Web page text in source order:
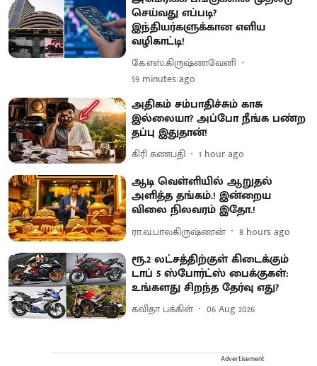
செய்வது எப்படி?
இந்தியர்களுக்கான எளிய
வழிகாட்டி!
கே.எஸ்.கிருஷ்ணவேனி
59 minutes ago
அதிகம் சம்பாதிச்சும் காசு
இல்லையா? அப்போ நீங்க பண்ற
தப்பு இதுதான்!
கிரி கணபதி 1 hour ago
ஆடி வெள்ளியில் ஆறுதல்
அளித்த தங்கம்.! இன்றைய
விலை நிலவரம் இதோ.!
ரா.வ.பாலகிருஷ்ணன் 8 hours ago
ரூ.2 லட்சத்திற்குள் கிடைக்கும்
டாப் 5 ஸ்போர்ட்ஸ் பைக்குகள்:
உங்களது சிறந்த தேர்வு எது?
கவிதா பக்கிள் 06 Aug 2026
Advertisement